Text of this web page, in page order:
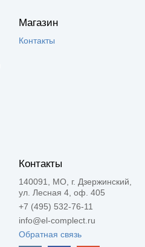
Магазин
Контакты
Контакты
140091, МО, г. Дзержинский,
ул. Лесная 4, оф. 405
+7 (495) 532-76-11
info@el-complect.ru
Обратная связь